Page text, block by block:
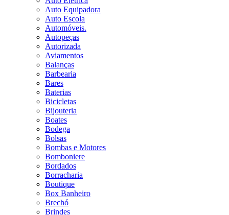
Auto Equipadora
Auto Escola
Automóveis.
Autopeças
Autorizada
Aviamentos
Balanças
Barbearia
Bares
Baterias
Bicicletas
Bijouteria
Boates
Bodega
Bolsas
Bombas e Motores
Bomboniere
Bordados
Borracharia
Boutique
Box Banheiro
Brechó
Brindes